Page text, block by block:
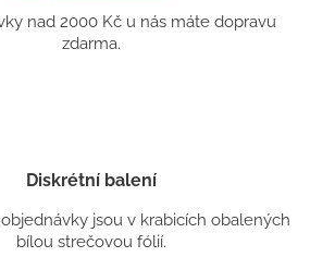
nad 2000 Kč u nás máte dopravu
zdarma.
Diskrétní balení
jsou v krabicích obalených
bílou strečovou fólií.